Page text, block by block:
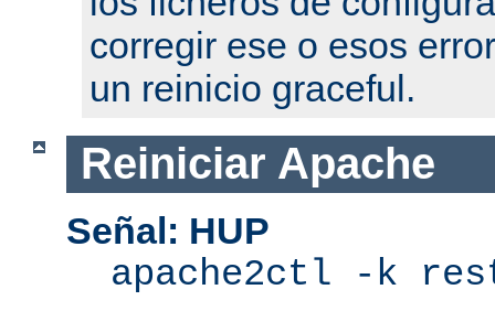
corregir ese o esos
un reinicio graceful.
Reiniciar Apache
Señal: HUP
apache2ctl -k